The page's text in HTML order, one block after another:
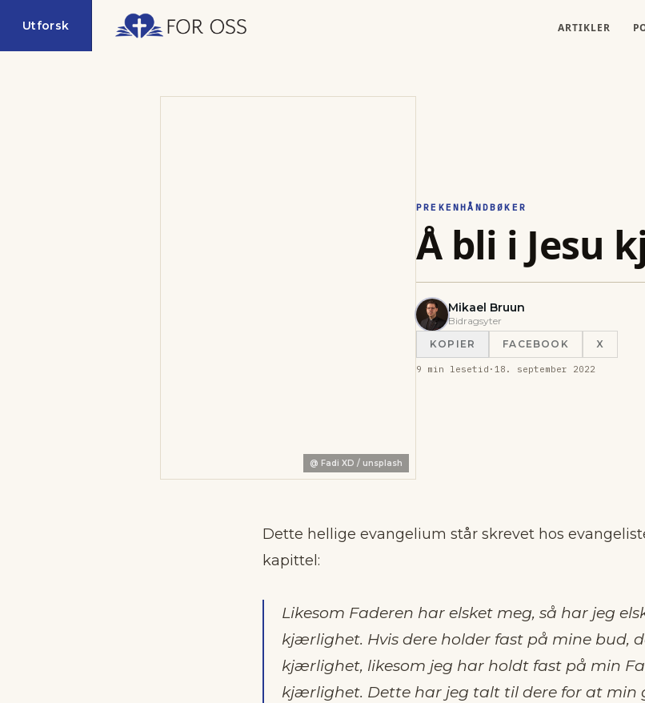
Utforsk ARTIKLER
@ Fadi XD / unsplash
PREKENHÅNDBØKER
Å bli i Jesu
Mikael Bruun
Bidragsyter
KOPIER
FACEBOOK X
9 min lesetid · 18. september 2022
Dette hellige evangelium står skrevet hos
kapittel:
Likesom Faderen har elsket meg, så har jeg
kjærlighet. Hvis dere holder fast på mine bud,
kjærlighet, likesom jeg har holdt fast på min
kjærlighet. Dette har jeg talt til dere for at min